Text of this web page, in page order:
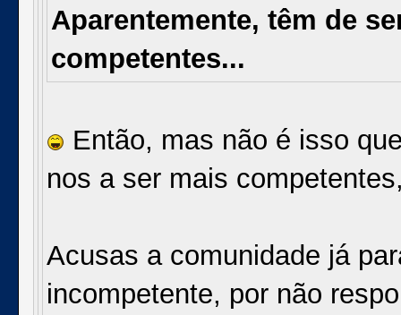
Aparentemente, têm de
competentes...
Então, mas não é isso
nos a ser mais
Acusas a comunidade já
incompetente, por não